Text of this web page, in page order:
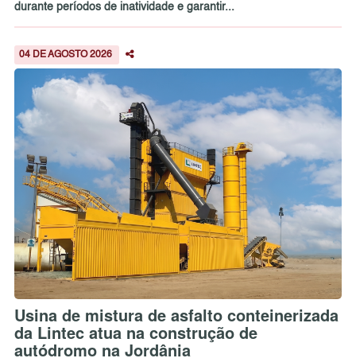
durante períodos de inatividade e garantir...
04 DE AGOSTO 2026
Usina de mistura de asfalto conteinerizada
da Lintec atua na construção de
autódromo na Jordânia